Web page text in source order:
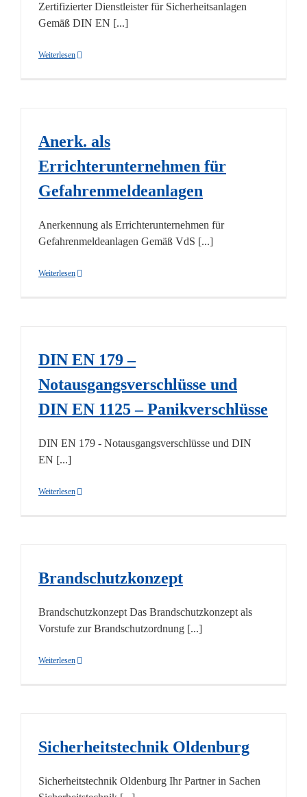
Zertifizierter Dienstleister für Sicherheitsanlagen
Gemäß DIN EN [...]
Weiterlesen
Anerk. als
Errichterunternehmen für
Gefahrenmeldeanlagen
Anerkennung als Errichterunternehmen für
Gefahrenmeldeanlagen Gemäß VdS [...]
Weiterlesen
DIN EN 179 –
Notausgangsverschlüsse und
DIN EN 1125 – Panikverschlüsse
DIN EN 179 - Notausgangsverschlüsse und DIN
EN [...]
Weiterlesen
Brandschutzkonzept
Brandschutzkonzept Das Brandschutzkonzept als
Vorstufe zur Brandschutzordnung [...]
Weiterlesen
Sicherheitstechnik Oldenburg
Sicherheitstechnik Oldenburg Ihr Partner in Sachen